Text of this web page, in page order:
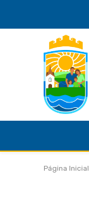
Página Inicial